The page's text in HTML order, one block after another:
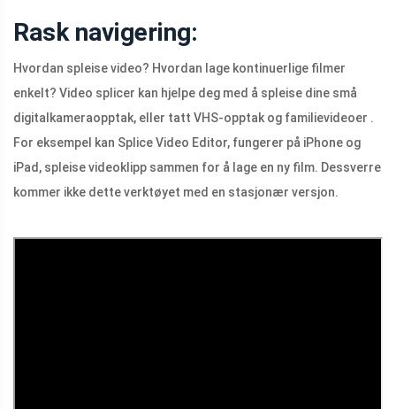
Rask navigering:
Hvordan spleise video? Hvordan lage kontinuerlige filmer
enkelt? Video splicer kan hjelpe deg med å spleise dine små
digitalkameraopptak, eller tatt VHS-opptak og familievideoer .
For eksempel kan Splice Video Editor, fungerer på iPhone og
iPad, spleise videoklipp sammen for å lage en ny film. Dessverre
kommer ikke dette verktøyet med en stasjonær versjon.